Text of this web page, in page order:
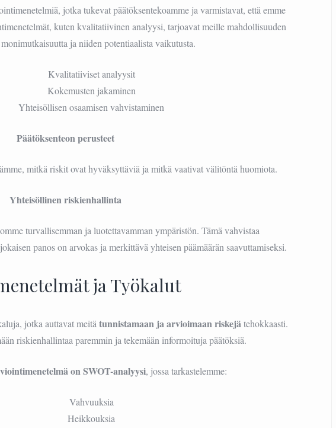
jotka tukevat päätöksentekoamme ja varmistavat, että emme
kuten kvalitatiivinen analyysi, tarjoavat meille mahdollisuuden
ja niiden potentiaalista vaikutusta.
Kvalitatiiviset analyysit
Kokemusten jakaminen
Yhteisöllisen osaamisen vahvistaminen
Päätöksenteon perusteet
mitkä riskit ovat hyväksyttäviä ja mitkä vaativat välitöntä huomiota.
Yhteisöllinen riskienhallinta
turvallisemman ja luotettavamman ympäristön. Tämä vahvistaa
panos on arvokas ja merkittävä yhteisen päämäärän saavuttamiseksi.
ja Työkalut
jotka auttavat meitätunnistamaan ja arvioimaan riskejätehokkaasti.
riskienhallintaa paremmin ja tekemään informoituja päätöksiä.
on SWOT-analyysi, jossa tarkastelemme:
Vahvuuksia
Heikkouksia